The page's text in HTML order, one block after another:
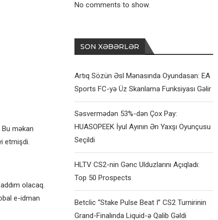
məkan
etmişdi.
olacaq.
e-idman
No comments to show.
SON XƏBƏRLƏR
Artıq Sözün Əsl Mənasında Oyundasan: EA
Sports FC-yə Üz Skanlama Funksiyası Gəlir
Səsvermədən 53%-dən Çox Pay:
HUASOPEEK İyul Ayının Ən Yaxşı Oyunçusu
Seçildi
HLTV CS2-nin Gənc Ulduzlarını Açıqladı:
Top 50 Prospects
Betclic “Stake Pulse Beat I” CS2 Turnirinin
Grand-Finalında Liquid-ə Qalib Gəldi